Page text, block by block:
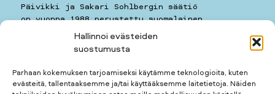
Hallinnoi evästeiden
suostumusta
Parhaan kokemuksen tarjoamiseksi käytämme teknologioita, kuten
evästeitä, tallentaaksemme ja/tai käyttääksemme laitetietoja. Näiden
Päivikki ja Sakari Sohlbergin säätiö
on vuonna 1988 perustettu suomalainen
yleishyödyllinen säätiö.
Kauppiaankatu 11 A 7
00160 HELSINKI